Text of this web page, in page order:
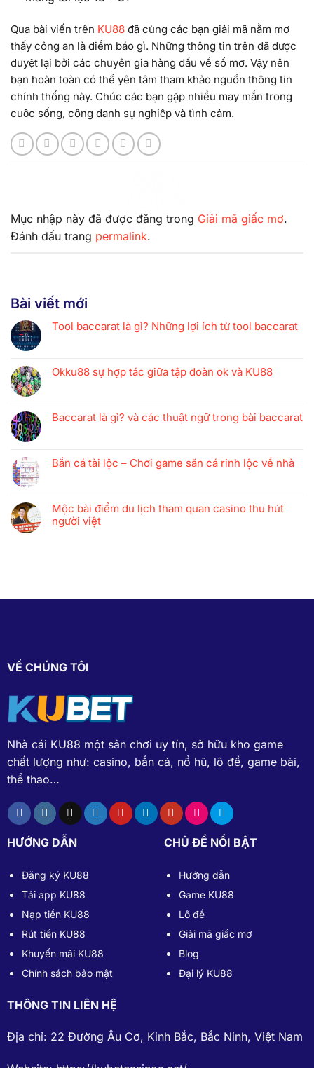
Qua bài viến trên KU88 đã cùng các bạn giải mã nằm mơ
thấy công an là điềm báo gì. Những thông tin trên đã được
duyệt lại bởi các chuyên gia hàng đầu về sổ mơ. Vậy nên
bạn hoàn toàn có thể yên tâm tham khảo nguồn thông tin
chính thống này. Chúc các bạn gặp nhiều may mắn trong
cuộc sống, công danh sự nghiệp và tình cảm.
Mục nhập này đã được đăng trong Giải mã giấc mơ.
Đánh dấu trang permalink.
Bài viết mới
Tool baccarat là gì? Những lợi ích từ tool baccarat
Okku88 sự hợp tác giữa tập đoàn ok và KU88
Baccarat là gì? và các thuật ngữ trong bài baccarat
Bắn cá tài lộc – Chơi game săn cá rinh lộc về nhà
Mộc bài điểm du lịch tham quan casino thu hút
người việt
VỀ CHÚNG TÔI
Nhà cái KU88 một sân chơi uy tín, sở hữu kho game
chất lượng như: casino, bắn cá, nổ hũ, lô đề, game bài,
thể thao…
HƯỚNG DẪN
Đăng ký KU88
Tải app KU88
Nạp tiền KU88
Rút tiền KU88
Khuyến mãi KU88
Chính sách bảo mật
CHỦ ĐỀ NỔI BẬT
Hướng dẫn
Game KU88
Lô đề
Giải mã giấc mơ
Blog
Đại lý KU88
THÔNG TIN LIÊN HỆ
Địa chỉ: 22 Đường Âu Cơ, Kinh Bắc, Bắc Ninh, Việt Nam